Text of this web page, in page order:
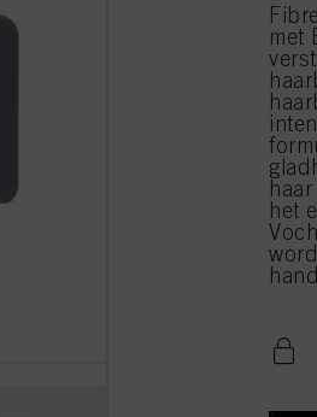
met
het